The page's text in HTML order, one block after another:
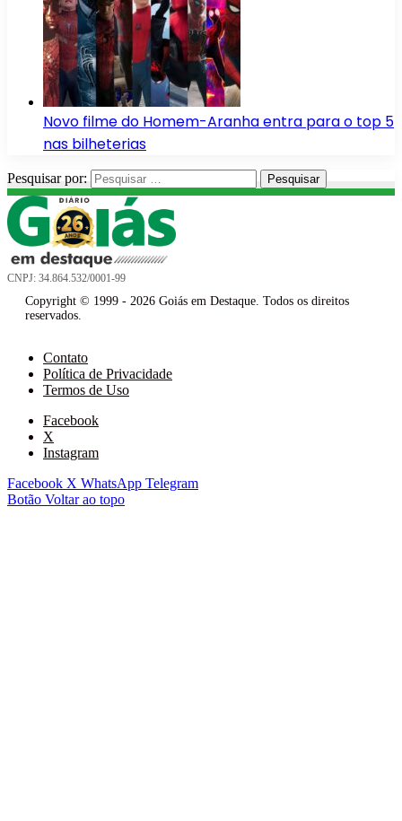
Novo filme do Homem-Aranha entra para o top 5
nas bilheterias
Pesquisar por:
CNPJ: 34.864.532/0001-99
Copyright © 1999 - 2026 Goiás em Destaque. Todos os direitos
reservados.
Contato
Política de Privacidade
Termos de Uso
Facebook
X
Instagram
Facebook X WhatsApp Telegram
Botão Voltar ao topo